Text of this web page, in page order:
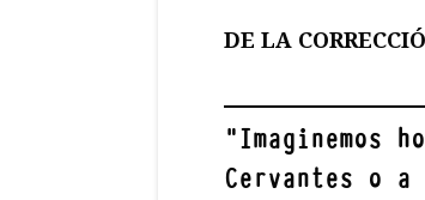
DE LA
"Imaginemos
Cervantes o a